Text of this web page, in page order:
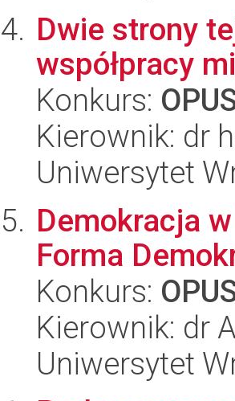
Dwie strony
współpracy
Konkurs:
Kierownik: dr
Uniwersytet
Demokracja
Forma
Konkurs:
Kierownik: dr
Uniwersytet